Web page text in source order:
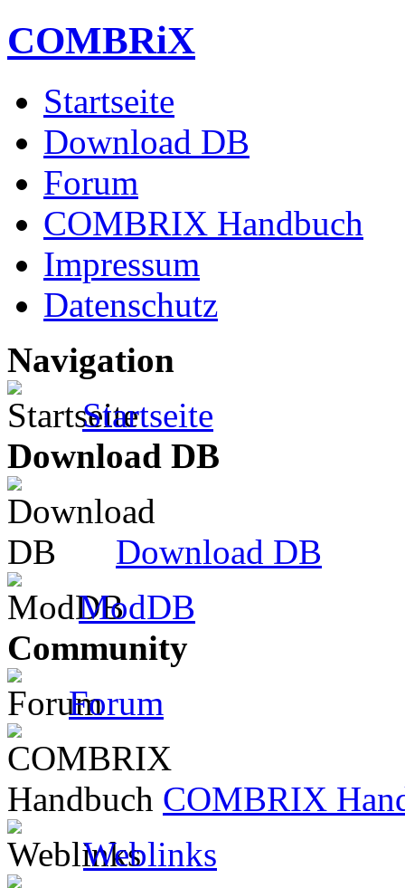
COMBRiX
Startseite
Download DB
Forum
COMBRIX Handbuch
Impressum
Datenschutz
Navigation
Startseite
Download DB
Download DB
ModDB
Community
Forum
COMBRIX
Weblinks